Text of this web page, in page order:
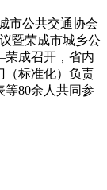
市公共交通协会
暨荣成市城乡公
成召开，省内
（标准化）负责
80余人共同参